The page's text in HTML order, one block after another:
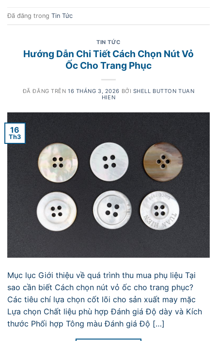
Đã đăng trong Tin Tức
TIN TỨC
Hướng Dẫn Chi Tiết Cách Chọn Nút Vỏ
Ốc Cho Trang Phục
ĐÃ ĐĂNG TRÊN 16 THÁNG 3, 2026 BỞI SHELL BUTTON TUAN
HIEN
16
Th3
Mục lục Giới thiệu về quá trình thu mua phụ liệu Tại
sao cần biết Cách chọn nút vỏ ốc cho trang phục?
Các tiêu chí lựa chọn cốt lõi cho sản xuất may mặc
Lựa chọn Chất liệu phù hợp Đánh giá Độ dày và Kích
thước Phối hợp Tông màu Đánh giá Độ […]